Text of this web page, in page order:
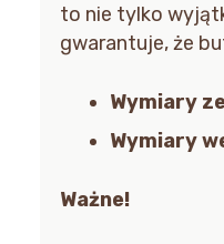
to nie tylko
gwarantuje, że
Wymiary
Wymiary
Ważne!